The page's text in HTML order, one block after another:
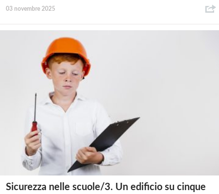
03 novembre 2025
Sicurezza nelle scuole/3. Un edificio su cinque